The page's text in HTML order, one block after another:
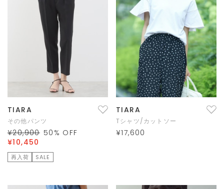
TIARA
その他パンツ
¥20,900 50 % OFF
¥10,450
再入荷 SALE
TIARA
Tシャツ/カットソー
¥17,600